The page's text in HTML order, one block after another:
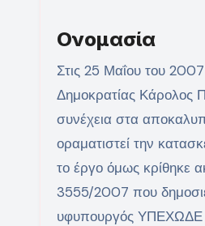
Ονομασία
Στις 25 Μαΐου του 2007
Δημοκρατίας Κάρολος
συνέχεια στα
οραματιστεί την
το έργο όμως κρίθηκε
3555/2007 που
υφυπουργός ΥΠΕΧΩΔΕ